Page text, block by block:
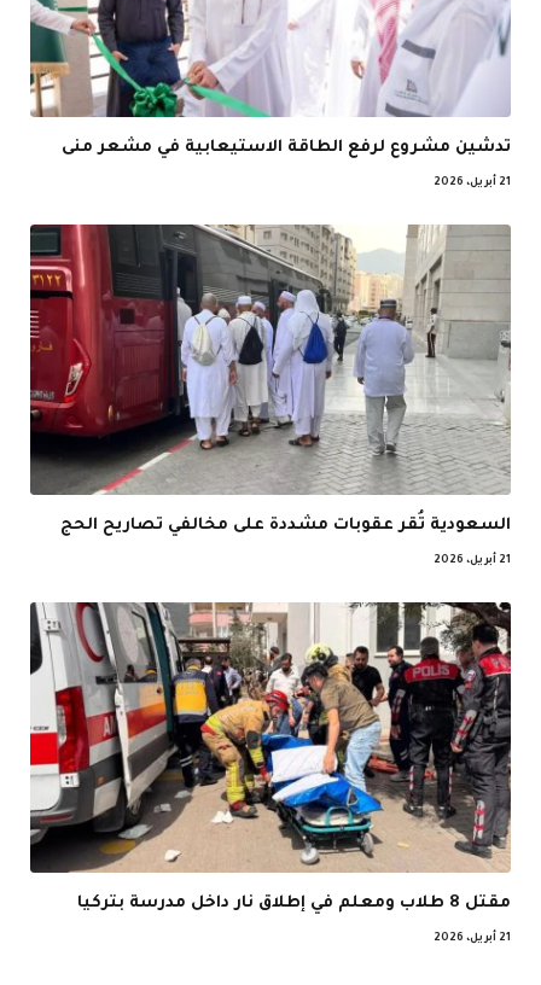
تدشين مشروع لرفع الطاقة الاستيعابية في مشعر منى
21 أبريل، 2026
السعودية تُقر عقوبات مشددة على مخالفي تصاريح الحج
21 أبريل، 2026
مقتل 8 طلاب ومعلم في إطلاق نار داخل مدرسة بتركيا
21 أبريل، 2026